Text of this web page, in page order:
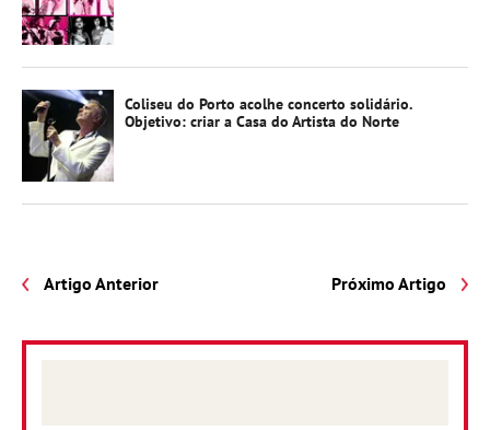
Coliseu do Porto acolhe concerto solidário.
Objetivo: criar a Casa do Artista do Norte
Artigo Anterior Próximo Artigo